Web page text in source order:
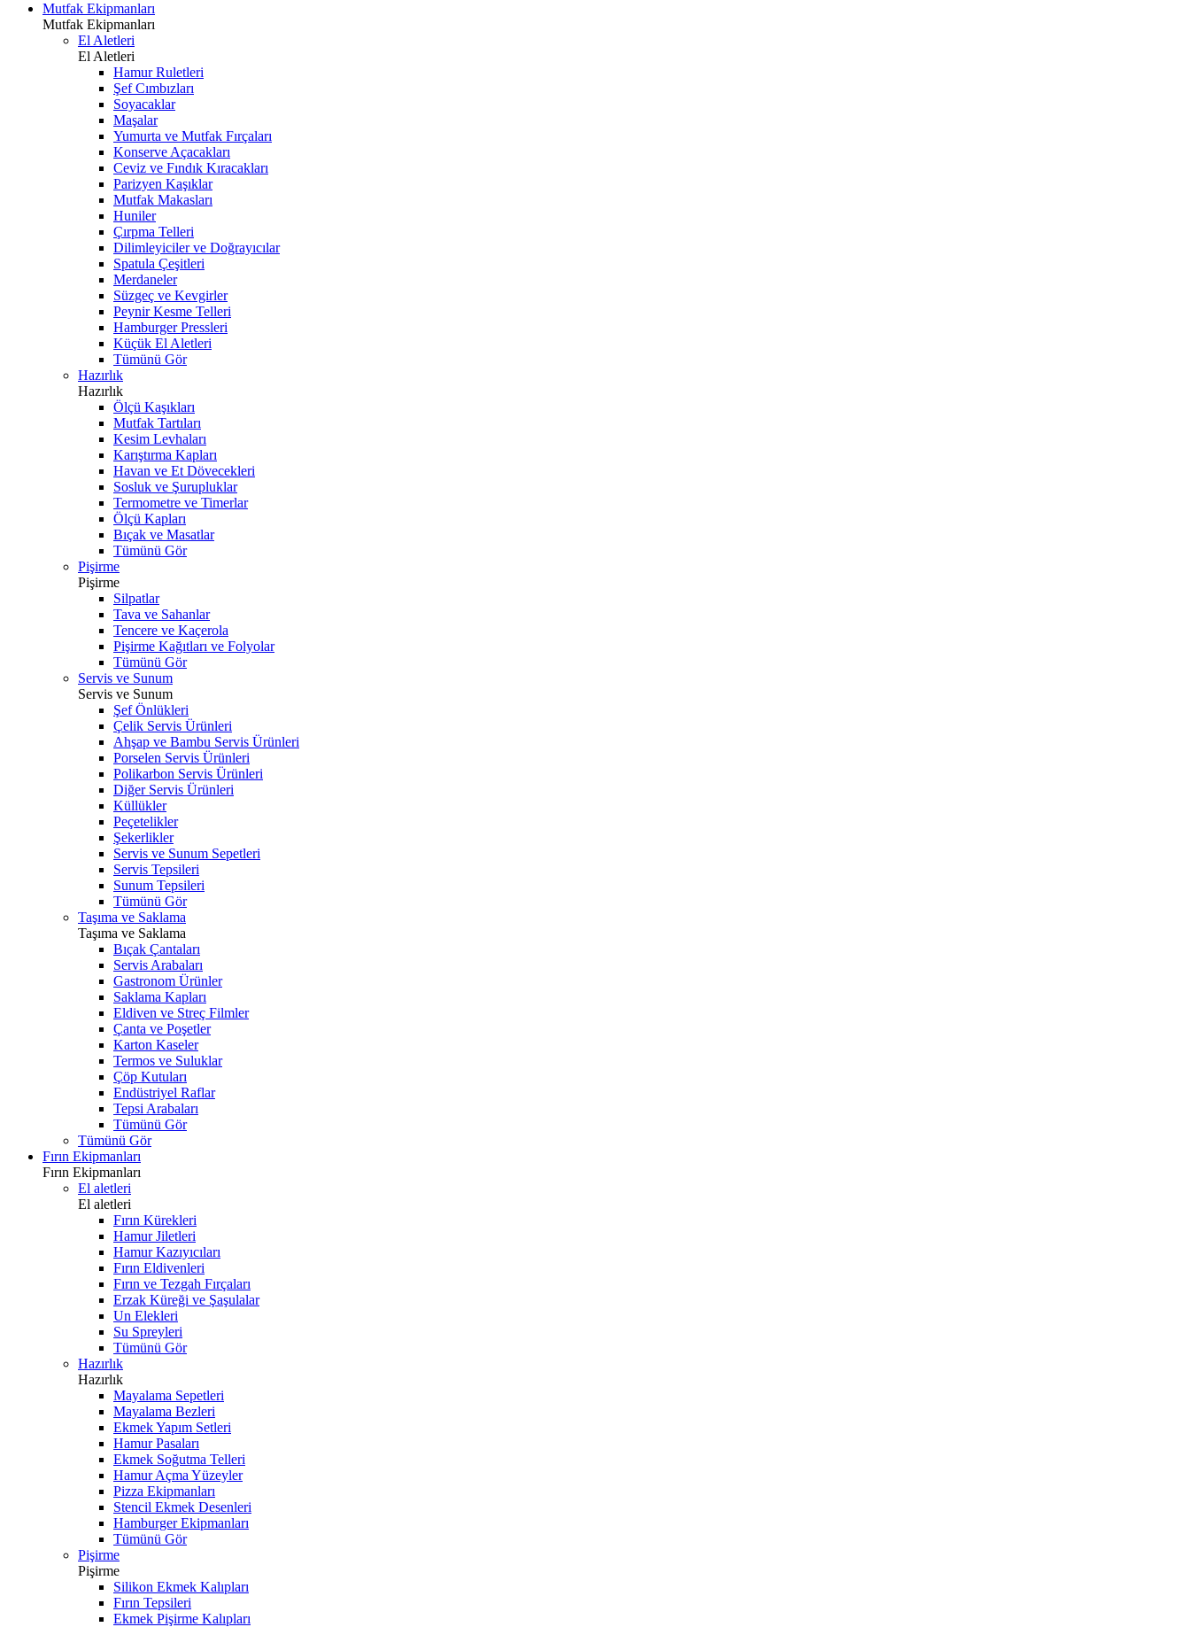
Mutfak Ekipmanları
Mutfak Ekipmanları
El Aletleri
El Aletleri
Hamur Ruletleri
Şef Cımbızları
Soyacaklar
Maşalar
Yumurta ve Mutfak Fırçaları
Konserve Açacakları
Ceviz ve Fındık Kıracakları
Parizyen Kaşıklar
Mutfak Makasları
Huniler
Çırpma Telleri
Dilimleyiciler ve Doğrayıcılar
Spatula Çeşitleri
Merdaneler
Süzgeç ve Kevgirler
Peynir Kesme Telleri
Hamburger Pressleri
Küçük El Aletleri
Tümünü Gör
Hazırlık
Hazırlık
Ölçü Kaşıkları
Mutfak Tartıları
Kesim Levhaları
Karıştırma Kapları
Havan ve Et Dövecekleri
Sosluk ve Şurupluklar
Termometre ve Timerlar
Ölçü Kapları
Bıçak ve Masatlar
Tümünü Gör
Pişirme
Pişirme
Silpatlar
Tava ve Sahanlar
Tencere ve Kaçerola
Pişirme Kağıtları ve Folyolar
Tümünü Gör
Servis ve Sunum
Servis ve Sunum
Şef Önlükleri
Çelik Servis Ürünleri
Ahşap ve Bambu Servis Ürünleri
Porselen Servis Ürünleri
Polikarbon Servis Ürünleri
Diğer Servis Ürünleri
Küllükler
Peçetelikler
Şekerlikler
Servis ve Sunum Sepetleri
Servis Tepsileri
Sunum Tepsileri
Tümünü Gör
Taşıma ve Saklama
Taşıma ve Saklama
Bıçak Çantaları
Servis Arabaları
Gastronom Ürünler
Saklama Kapları
Eldiven ve Streç Filmler
Çanta ve Poşetler
Karton Kaseler
Termos ve Suluklar
Çöp Kutuları
Endüstriyel Raflar
Tepsi Arabaları
Tümünü Gör
Tümünü Gör
Fırın Ekipmanları
Fırın Ekipmanları
El aletleri
El aletleri
Fırın Kürekleri
Hamur Jiletleri
Hamur Kazıyıcıları
Fırın Eldivenleri
Fırın ve Tezgah Fırçaları
Erzak Küreği ve Şaşulalar
Un Elekleri
Su Spreyleri
Tümünü Gör
Hazırlık
Hazırlık
Mayalama Sepetleri
Mayalama Bezleri
Ekmek Yapım Setleri
Hamur Pasaları
Ekmek Soğutma Telleri
Hamur Açma Yüzeyler
Pizza Ekipmanları
Stencil Ekmek Desenleri
Hamburger Ekipmanları
Tümünü Gör
Pişirme
Pişirme
Silikon Ekmek Kalıpları
Fırın Tepsileri
Ekmek Pişirme Kalıpları